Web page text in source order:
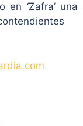
en ‘Zafra’